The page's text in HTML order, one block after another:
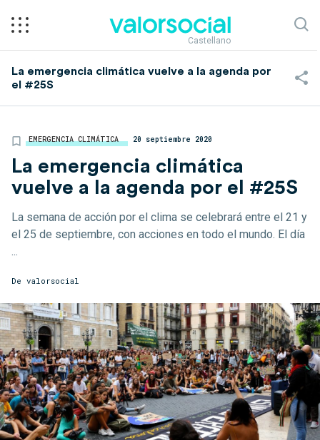
Castellano
La emergencia climática vuelve a la agenda por
el #25S
EMERGENCIA CLIMÁTICA 20 septiembre 2020
La emergencia climática
vuelve a la agenda por el #25S
La semana de acción por el clima se celebrará entre el 21 y
el 25 de septiembre, con acciones en todo el mundo. El día
...
De valorsocial